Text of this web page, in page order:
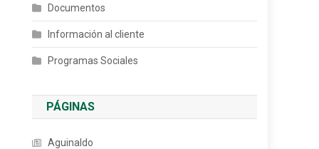
Documentos
Información al cliente
Programas Sociales
PÁGINAS
Aguinaldo